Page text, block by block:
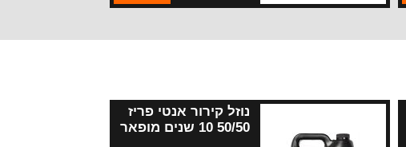
נוזל קירור אנטי פריז
50/50 10 שנים מופאר